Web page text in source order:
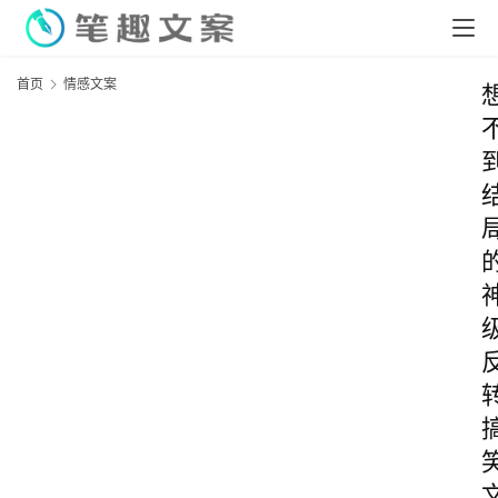
首页 情感文案